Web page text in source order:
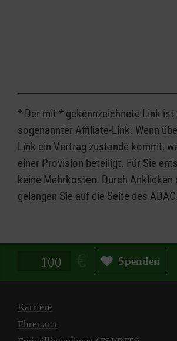
* Der mit * gekennzeichnete Link ist
sogenannter Affiliate-Link. Wenn
Link ein Vertrag zustande kommt,
einer Provision beteiligt. Für Sie
keine Mehrkosten. Durch Anklicken
gelangen Sie auf die Seite des ADAC.
Spendenbetrag in Euro Spenden
Karriere
Ehrenamt